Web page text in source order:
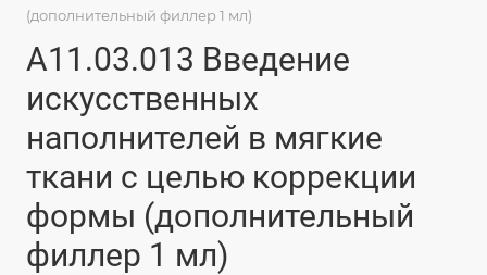
(дополнительный филлер 1 мл)
А11.03.013 Введение
искусственных
наполнителей в мягкие
ткани с целью коррекции
формы (дополнительный
филлер 1 мл)